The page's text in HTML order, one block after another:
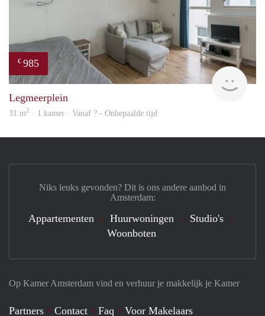
€ 985
Legmeerplein
31 m2 · 1 kamer · Vanaf ? - Onbepaalde tijd
Op Kamer Amsterdam vind en verhuur je makkelijk je Kamer
Partners Contact Faq Voor Makelaars
Niks leuks gevonden? Dit is ons andere aanbod in
Amsterdam:
Appartementen Huurwoningen
Studio's
Woonboten